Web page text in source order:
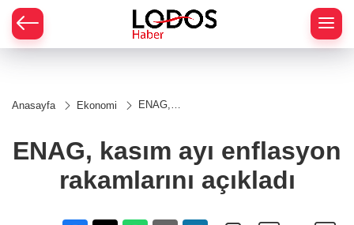
Anasayfa Ekonomi
ENAG,
açıkladı
ENAG, kasım ayı enflasyon
rakamlarını açıkladı